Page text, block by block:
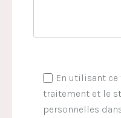
En utilisant ce
traitement et le
personnelles